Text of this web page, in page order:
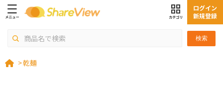
検索
ログイン
新規登録
>乾麺